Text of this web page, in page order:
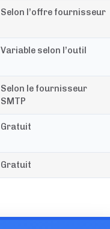
Selon l’offre fournisseur
Variable selon l’outil
Selon le fournisseur
SMTP
Gratuit
Gratuit